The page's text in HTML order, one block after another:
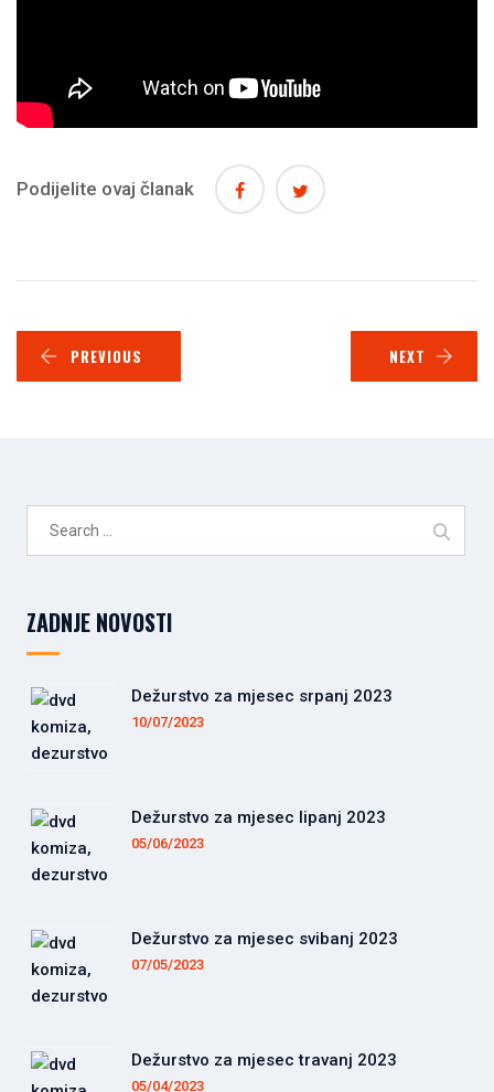
Podijelite ovaj članak
PREVIOUS NEXT
ZADNJE NOVOSTI
Dežurstvo za mjesec srpanj 2023
10/07/2023
Dežurstvo za mjesec lipanj 2023
05/06/2023
Dežurstvo za mjesec svibanj 2023
07/05/2023
Dežurstvo za mjesec travanj 2023
05/04/2023